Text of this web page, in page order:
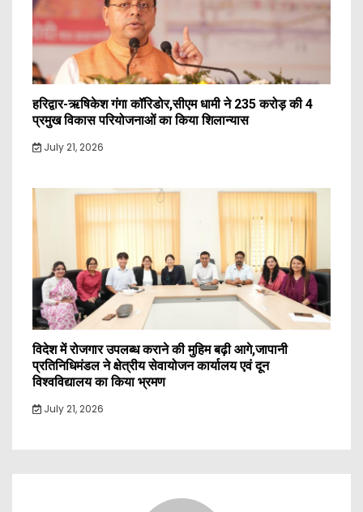
हरिद्वार-ऋषिकेश गंगा कॉरिडोर,सीएम धामी ने 235 करोड़ की 4
प्रमुख विकास परियोजनाओं का किया शिलान्यास
July 21, 2026
विदेश में रोजगार उपलब्ध कराने की मुहिम बढ़ी आगे,जापानी
प्रतिनिधिमंडल ने क्षेत्रीय सेवायोजन कार्यालय एवं दून
विश्वविद्यालय का किया भ्रमण
July 21, 2026